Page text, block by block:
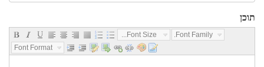
תוכן
Font Size...
Font Family...
Font Format...